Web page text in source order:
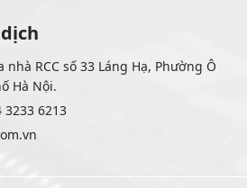
nhà RCC số 33 Láng Hạ, Phường Ô
Hà Nội.
3233 6213